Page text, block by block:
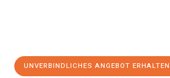
UNVERBINDLICHES ANGEBOT ERHALTEN